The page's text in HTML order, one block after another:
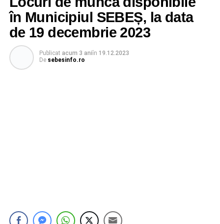
în Municipiul SEBEȘ, la data
de 19 decembrie 2023
Publicat acum 3 aniîn 19.12.2023
De sebesinfo.ro